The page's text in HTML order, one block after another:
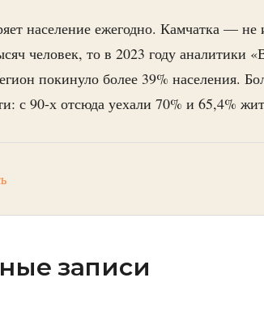
население ежегодно. Камчатка — не
человек, то в 2023 году аналитики
покинуло более 39% населения.
с 90-х отсюда уехали 70% и 65,4%
записи